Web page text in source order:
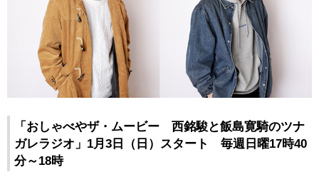
「おしゃべやザ・ムービー 西銘駿と飯島寛騎のツナ
ガレラジオ」1月3日（日）スタート 毎週日曜17時40
分～18時